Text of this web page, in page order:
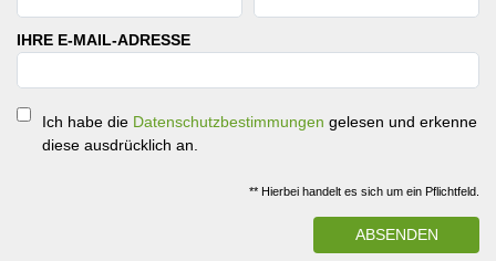
IHRE E-MAIL-ADRESSE
Ich habe die Datenschutzbestimmungen gelesen und erkenne
diese ausdrücklich an.
** Hierbei handelt es sich um ein Pflichtfeld.
ABSENDEN